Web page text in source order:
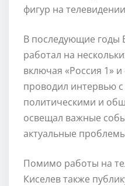
фигур на
В последующие годы
работал на
включая «Россия 1»
проводил интервью
политическими и
освещал важные
актуальные
Помимо работы на
Киселев также